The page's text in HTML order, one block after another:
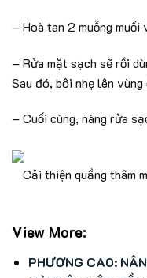
– Hoà tan 2 muỗng muối
– Rửa mặt sạch sẽ rồi
Sau đó, bôi nhẹ lên
– Cuối cùng, nàng rửa
Cải thiện quầng thâm
View More:
PHƯƠNG CAO: